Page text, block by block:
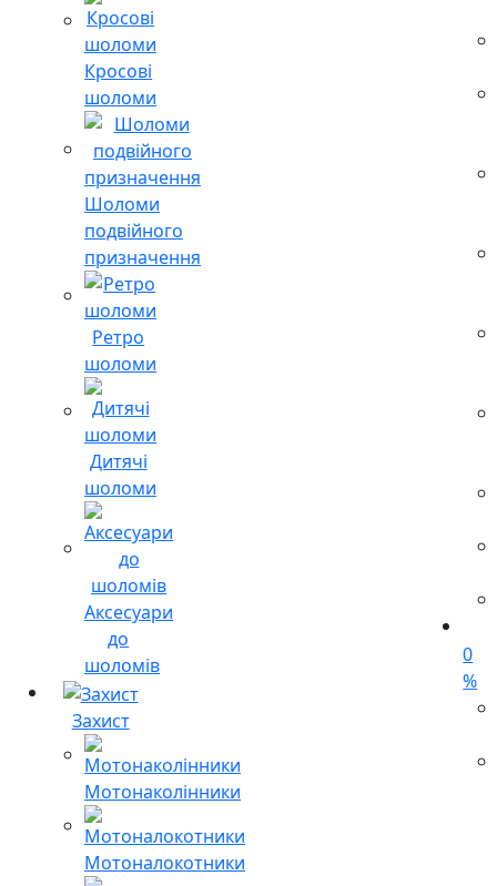
Кросові
шоломи
Шоломи
подвійного
призначення
Ретро
шоломи
Дитячі
шоломи
Аксесуари
до
шоломів
Захист
Мотонаколінники
Мотоналокотники
0
%